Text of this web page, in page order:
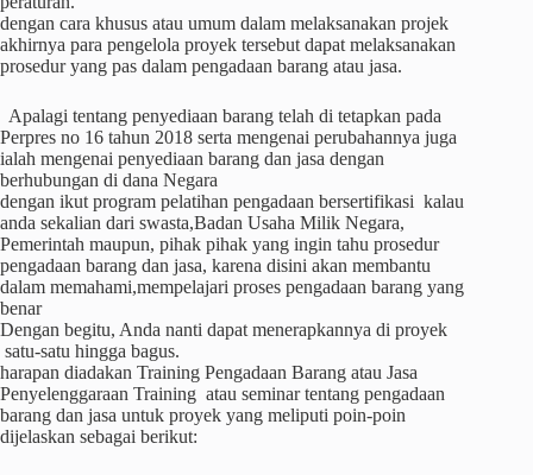
dengan cara khusus atau umum dalam melaksanakan projek
akhirnya para pengelola proyek tersebut dapat melaksanakan
prosedur yang pas dalam pengadaan barang atau jasa.
Apalagi tentang penyediaan barang telah di tetapkan pada
Perpres no 16 tahun 2018 serta mengenai perubahannya juga
ialah mengenai penyediaan barang dan jasa dengan
berhubungan di dana Negara
dengan ikut program pelatihan pengadaan bersertifikasi kalau
anda sekalian dari swasta,Badan Usaha Milik Negara,
Pemerintah maupun, pihak pihak yang ingin tahu prosedur
pengadaan barang dan jasa, karena disini akan membantu
dalam memahami,mempelajari proses pengadaan barang yang
benar
Dengan begitu, Anda nanti dapat menerapkannya di proyek
satu-satu hingga bagus.
harapan diadakan Training Pengadaan Barang atau Jasa
Penyelenggaraan Training atau seminar tentang pengadaan
barang dan jasa untuk proyek yang meliputi poin-poin
dijelaskan sebagai berikut: